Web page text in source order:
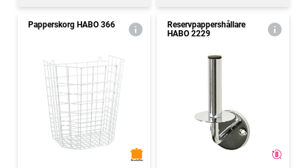
Papperskorg HABO 366
Reservpappershållare
HABO 2229